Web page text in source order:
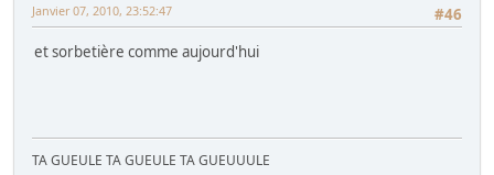
#46
Janvier 07, 2010, 23:52:47
et sorbetière comme aujourd'hui
TA GUEULE TA GUEULE TA GUEUUULE